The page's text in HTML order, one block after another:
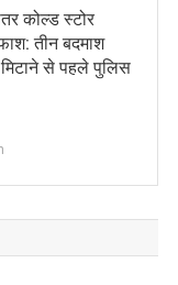
कोल्ड स्टोर
तीन बदमाश
से पहले पुलिस